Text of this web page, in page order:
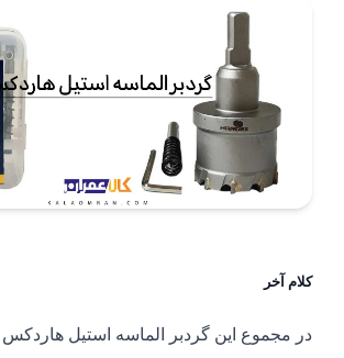
کلام آخر
در مجموع این گردبر الماسه استیل